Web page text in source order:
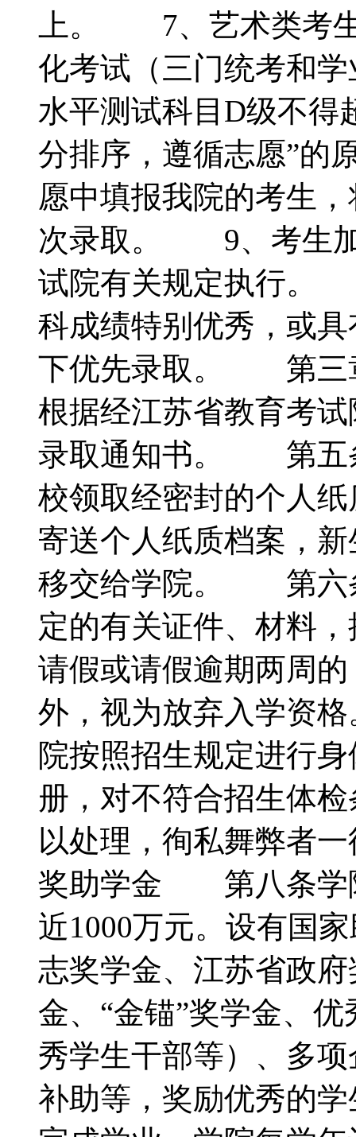
上。 7、艺术类考生
化考试（三门统考和
水平测试科目D级不得
分排序，遵循志愿”
愿中填报我院的考生
次录取。 9、考生加
试院有关规定执行。
科成绩特别优秀，或
下优先录取。 第三
根据经江苏省教育考
录取通知书。 第五
校领取经密封的个人
寄送个人纸质档案，
移交给学院。 第六
定的有关证件、材料
请假或请假逾期两周
外，视为放弃入学资
院按照招生规定进行
册，对不符合招生体
以处理，徇私舞弊者
奖助学金 第八条学
近1000万元。设有国
志奖学金、江苏省政
金、“金锚”奖学金、
秀学生干部等）、多
补助等，奖励优秀的